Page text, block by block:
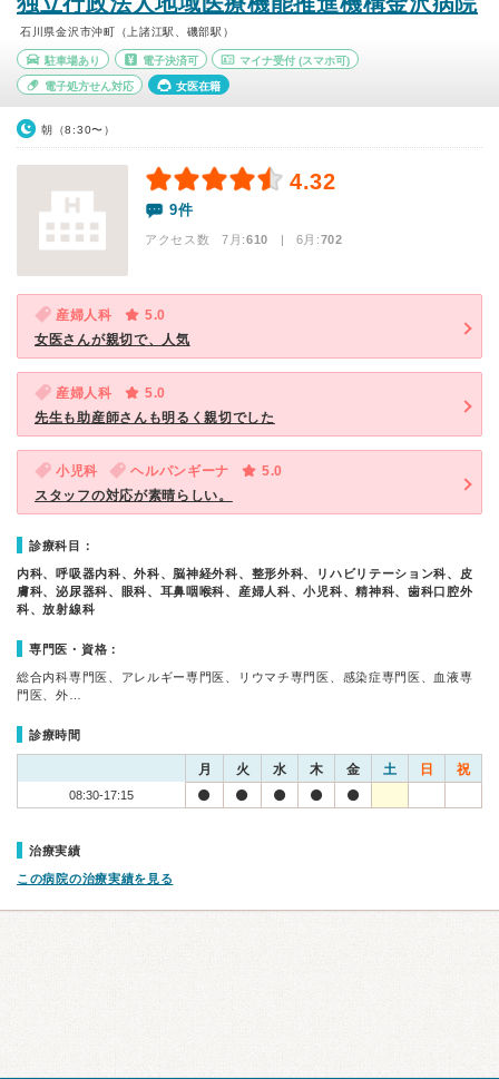
石川県金沢市沖町（上諸江駅、磯部駅）
駐車場あり 電子決済可 マイナ受付 (スマホ可)
電子処方せん対応 女医在籍
朝（8:30〜）
4.32
9件
アクセス数 7月:610 | 6月:702
産婦人科
5.0
女医さんが親切で、人気
産婦人科
5.0
先生も助産師さんも明るく親切でした
小児科 ヘルパンギーナ
5.0
スタッフの対応が素晴らしい。
診療科目：
内科、呼吸器内科、外科、脳神経外科、整形外科、リハビリテーション科、皮
膚科、泌尿器科、眼科、耳鼻咽喉科、産婦人科、小児科、精神科、歯科口腔外
科、放射線科
専門医・資格：
総合内科専門医、アレルギー専門医、リウマチ専門医、感染症専門医、血液専
門医、外…
診療時間
月 火 水 木 金 土 日 祝
08:30-17:15
治療実績
この病院の治療実績を見る